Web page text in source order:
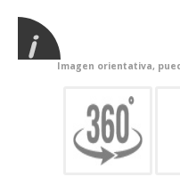
Imagen orientativa,